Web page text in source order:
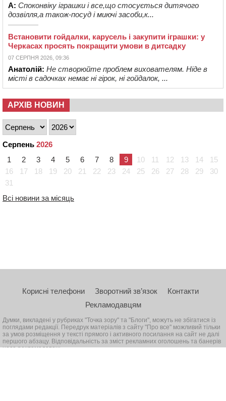
А: Споконвіку іграшки і все,що стосується дитячого
дозвілля,а також-посуд і миючі засоби,к...
Встановити гойдалки, карусель і закупити іграшки: у
Черкасах просять покращити умови в дитсадку
07 СЕРПНЯ 2026, 09:36
Анатолій: Не створюйте проблем вихователям. Ніде в
місті в садочках немає ні гірок, ні гойдалок, ...
АРХІВ НОВИН
Серпень 2026
1
2 3 4 5 6 7 8 9 10 11 12 13 14
15
16
17 18 19 20 21 22 23 24 25 26 27 28 29
30
31
Всі новини за місяць
Корисні телефони Зворотний зв’язок
Контакти
Рекламодавцям
Думки, викладені у рубриках "Точка зору" та "Блоги", можуть не збігатися із
поглядами редакції. Передрук матеріалів з сайту "Про все" можливий тільки
за умов розміщення у тексті прямого і активного посилання на сайт не далі
першого абзацу. Відповідальність за зміст рекламних оголошень та банерів
несе рекламодавець